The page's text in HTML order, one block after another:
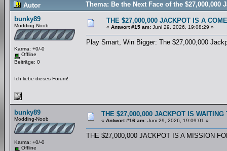
Autor
Thema: Be the Next Face of the $27,000,000
bunky89
Modding-Noob
Karma: +0/-0
Offline
Beiträge: 0
Ich liebe dieses Forum!
THE $27,000,000 JACKPOT IS A
« Antwort #15 am: Juni 29, 2026, 19:08:29 »
Play Smart, Win Bigger: The $27,000,000
bunky89
Modding-Noob
Karma: +0/-0
Offline
THE $27,000,000 JACKPOT IS
« Antwort #16 am: Juni 29, 2026, 19:09:01 »
THE $27,000,000 JACKPOT IS A MISSION